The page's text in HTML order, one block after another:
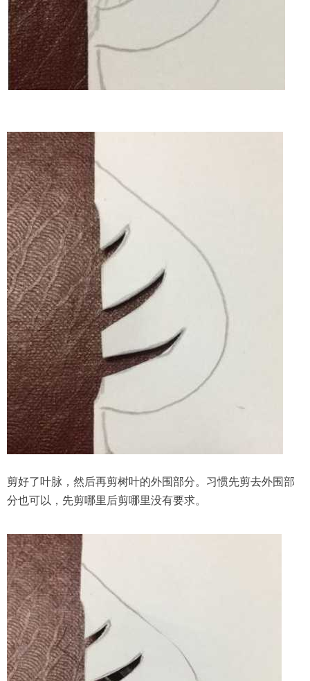
剪好了叶脉，然后再剪树叶的外围部分。习惯先剪去外围部
分也可以，先剪哪里后剪哪里没有要求。